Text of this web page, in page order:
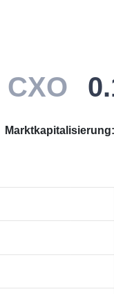
CXO
Marktkapitalisierung: